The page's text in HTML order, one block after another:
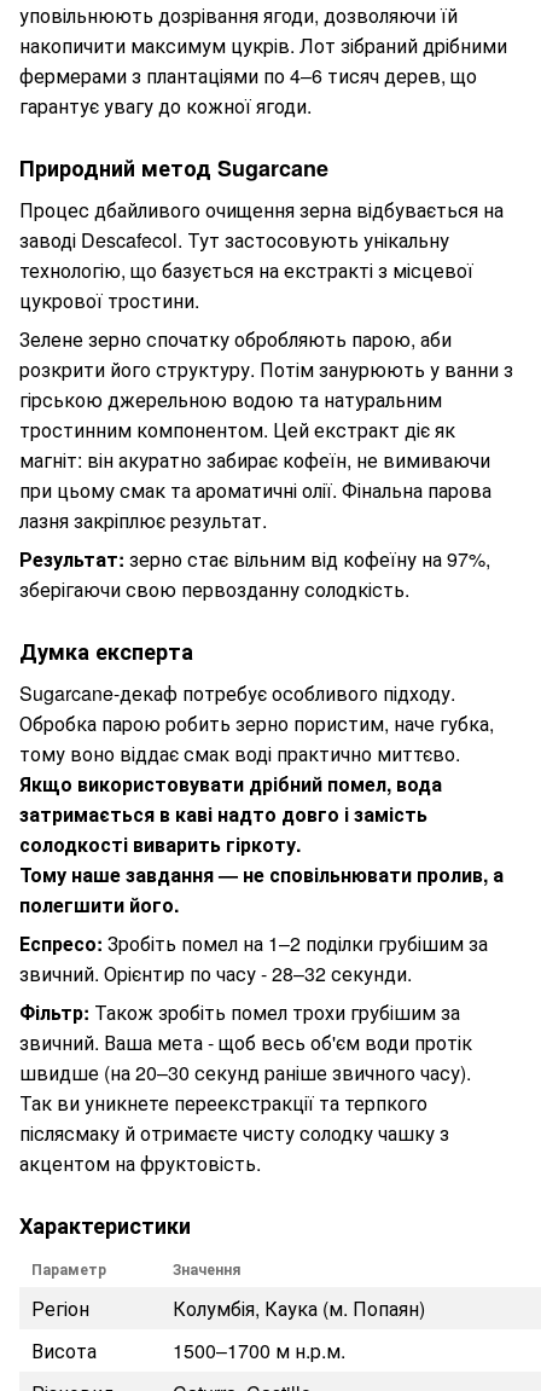
уповільнюють дозрівання ягоди, дозволяючи їй
накопичити максимум цукрів. Лот зібраний дрібними
фермерами з плантаціями по 4–6 тисяч дерев, що
гарантує увагу до кожної ягоди.
Природний метод Sugarcane
Процес дбайливого очищення зерна відбувається на
заводі Descafecol. Тут застосовують унікальну
технологію, що базується на екстракті з місцевої
цукрової тростини.
Зелене зерно спочатку обробляють парою, аби
розкрити його структуру. Потім занурюють у ванни з
гірською джерельною водою та натуральним
тростинним компонентом. Цей екстракт діє як
магніт: він акуратно забирає кофеїн, не вимиваючи
при цьому смак та ароматичні олії. Фінальна парова
лазня закріплює результат.
Результат: зерно стає вільним від кофеїну на 97%,
зберігаючи свою первозданну солодкість.
Думка експерта
Sugarcane-декаф потребує особливого підходу.
Обробка парою робить зерно пористим, наче губка,
тому воно віддає смак воді практично миттєво.
Якщо використовувати дрібний помел, вода
затримається в каві надто довго і замість
солодкості виварить гіркоту.
Тому наше завдання — не сповільнювати пролив, а
полегшити його.
Еспресо: Зробіть помел на 1–2 поділки грубішим за
звичний. Орієнтир по часу - 28–32 секунди.
Фільтр: Також зробіть помел трохи грубішим за
звичний. Ваша мета - щоб весь об'єм води протік
швидше (на 20–30 секунд раніше звичного часу).
Так ви уникнете переекстракції та терпкого
післясмаку й отримаєте чисту солодку чашку з
акцентом на фруктовість.
Характеристики
Параметр Значення
Регіон
Колумбія, Каука (м. Попаян)
Висота
1500–1700 м н.р.м.